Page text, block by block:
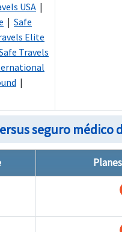
USA |
| Safe
Elite
Travels
|
seguro médico